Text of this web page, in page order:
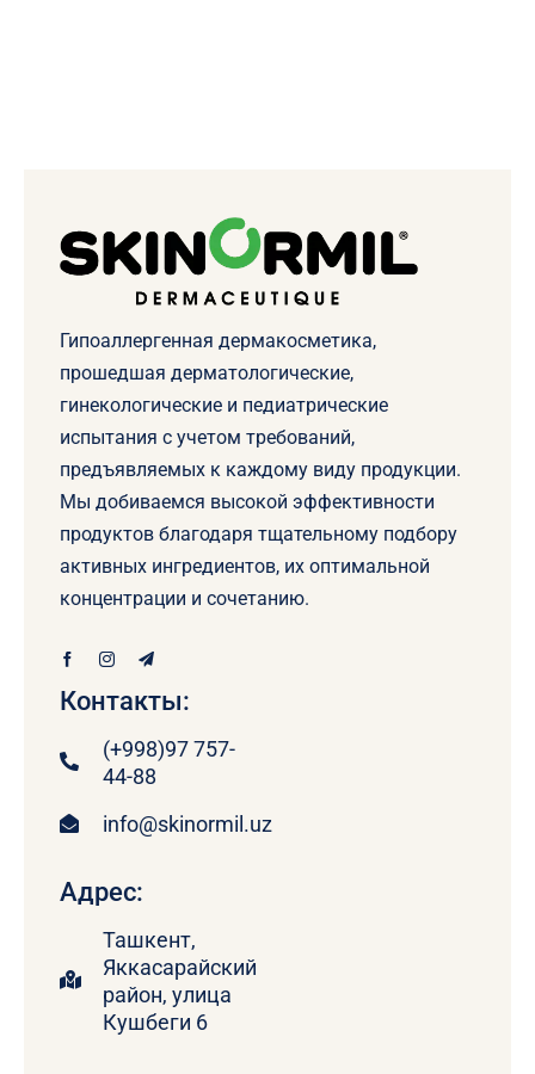
Гипоаллергенная дермакосметика,
прошедшая дерматологические,
гинекологические и педиатрические
испытания с учетом требований,
предъявляемых к каждому виду продукции.
Мы добиваемся высокой эффективности
продуктов благодаря тщательному подбору
активных ингредиентов, их оптимальной
концентрации и сочетанию.
Контакты:
(+998)97 757-
44-88
info@skinormil.uz
Адрес:
Ташкент,
Яккасарайский
район, улица
Кушбеги 6